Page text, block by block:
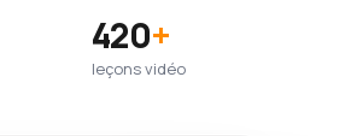
420+
leçons vidéo